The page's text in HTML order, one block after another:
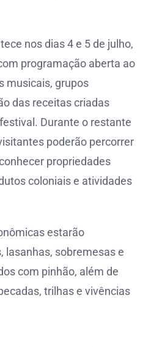
nos dias 4 e 5 de julho,
programação aberta ao
musicais, grupos
das receitas criadas
Durante o restante
poderão percorrer
propriedades
coloniais e atividades
estarão
lasanhas, sobremesas e
com pinhão, além de
trilhas e vivências